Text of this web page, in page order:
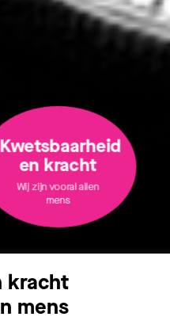
Kwetsbaarheid
en kracht
Wij zijn vooral allen
mens
kracht
mens